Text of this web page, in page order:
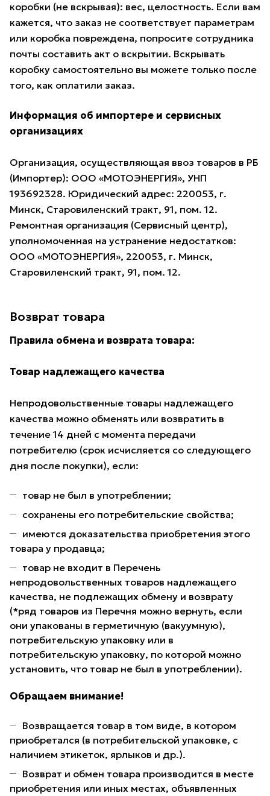
коробки (не вскрывая): вес, целостность. Если вам
кажется, что заказ не соответствует параметрам
или коробка повреждена, попросите сотрудника
почты составить акт о вскрытии. Вскрывать
коробку самостоятельно вы можете только после
того, как оплатили заказ.
Информация об импортере и сервисных
организациях
Организация, осуществляющая ввоз товаров в РБ
(Импортер): ООО «МОТОЭНЕРГИЯ», УНП
193692328. Юридический адрес: 220053, г.
Минск, Старовиленский тракт, 91, пом. 12.
Ремонтная организация (Сервисный центр),
уполномоченная на устранение недостатков:
ООО «МОТОЭНЕРГИЯ», 220053, г. Минск,
Старовиленский тракт, 91, пом. 12.
Возврат товара
Правила обмена и возврата товара:
Товар надлежащего качества
Непродовольственные товары надлежащего
качества можно обменять или возвратить в
течение 14 дней с момента передачи
потребителю (срок исчисляется со следующего
дня после покупки), если:
товар не был в употреблении;
сохранены его потребительские свойства;
имеются доказательства приобретения этого
товара у продавца;
товар не входит в Перечень
непродовольственных товаров надлежащего
качества, не подлежащих обмену и возврату
(*ряд товаров из Перечня можно вернуть, если
они упакованы в герметичную (вакуумную),
потребительскую упаковку или в
потребительскую упаковку, по которой можно
установить, что товар не был в употреблении).
Обращаем внимание!
Возвращается товар в том виде, в котором
приобретался (в потребительской упаковке, с
наличием этикеток, ярлыков и др.).
Возврат и обмен товара производится в месте
приобретения или иных местах, объявленных